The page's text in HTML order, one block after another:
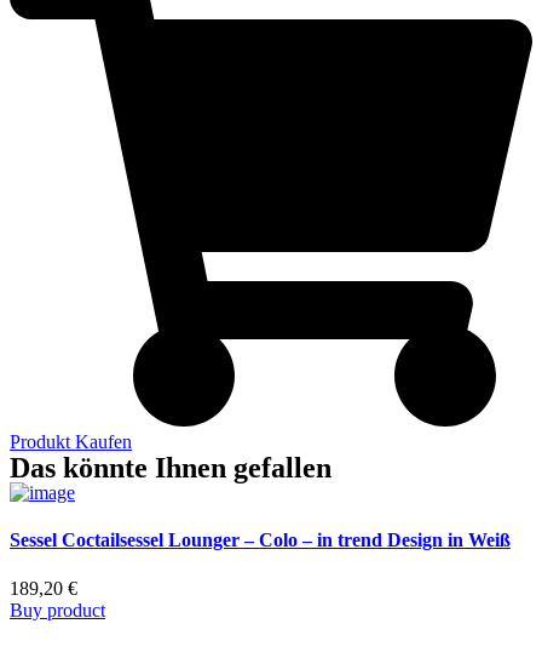
Produkt Kaufen
Das könnte Ihnen gefallen
Sessel Coctailsessel Lounger – Colo – in trend Design in Weiß
189,20 €
Buy product